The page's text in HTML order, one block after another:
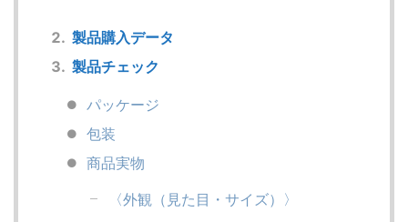
製品購入データ
製品チェック
パッケージ
包装
商品実物
〈外観（見た目・サイズ）〉